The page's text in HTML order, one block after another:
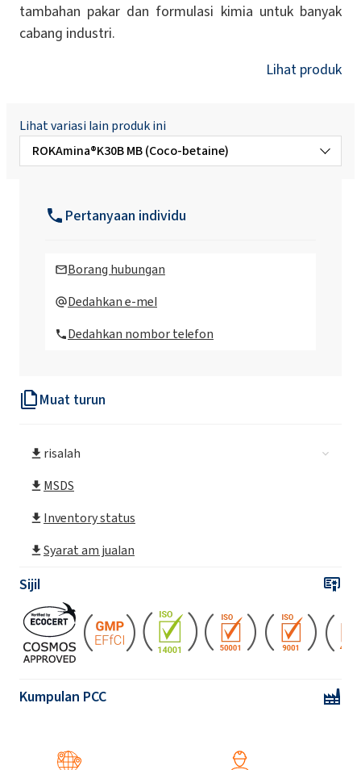
Muat turun
risalah
MSDS
Inventory status
Syarat am jualan
Sijil
Kumpulan PCC
tambahan pakar dan formulasi kimia untuk banyak
cabang industri.
Lihat produk
Lihat variasi lain produk ini
ROKAmina®K30B MB (Coco-betaine)
Betaine)
ROKAmina®K30 (Cocamidopropyl Betaine)
ROKAmina®K30B (Coco-betaine)
ROKAmina®K40 (Cocamidopropyl Betaine)
Betaine)
Pertanyaan individu
Borang hubungan
Dedahkan e-mel
Dedahkan nombor telefon